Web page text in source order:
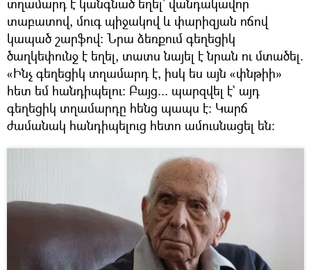
տղամարդ է կանգնած եղել` վանդակավոր
տաբատով, մուգ պիջակով և փարիզյան ոճով
կապած շարֆով։ Նրա ձեռքում գեղեցիկ
ծաղկեփունջ է եղել, տատս նայել է նրան ու մտածել.
«Ինչ գեղեցիկ տղամարդ է, իսկ ես այն «փնթիի»
հետ եմ հանդիպելու։ Բայց... պարզվել է` այդ
գեղեցիկ տղամարդը հենց պապս է։ Կարճ
ժամանակ հանդիպելուց հետո ամուսնացել են։